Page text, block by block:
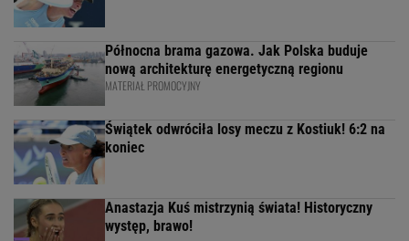
Północna brama gazowa. Jak Polska buduje
nową architekturę energetyczną regionu
MATERIAŁ PROMOCYJNY
Świątek odwróciła losy meczu z Kostiuk! 6:2 na
koniec
Anastazja Kuś mistrzynią świata! Historyczny
występ, brawo!